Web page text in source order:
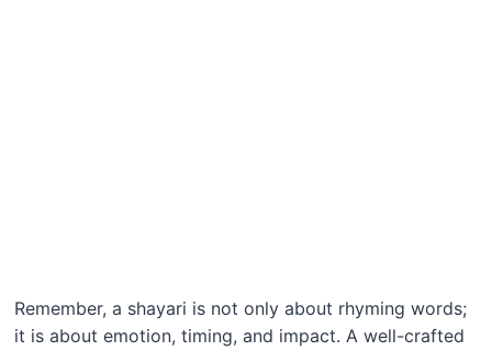
Remember, a shayari is not only about rhyming words;
it is about emotion, timing, and impact. A well-crafted